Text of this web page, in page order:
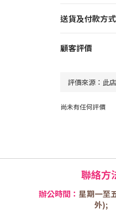
送貨及付款方式
顧客評價
尚未有任何評價
聯絡方
辦公時間： 星期一至
外);